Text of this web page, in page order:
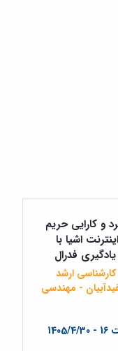
30
و کارایی حریم
اشیا با
یادگیری فدرال
کارشناسی ارشد
- مهندسی